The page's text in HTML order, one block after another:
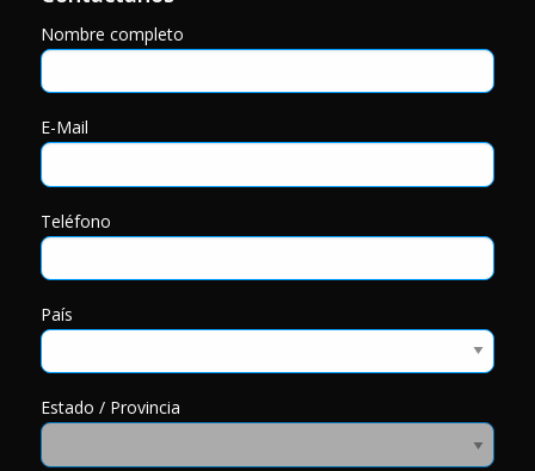
Nombre completo
E-Mail
Teléfono
País
Estado / Provincia